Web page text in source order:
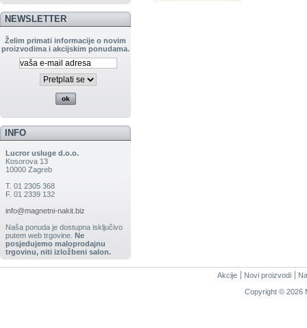
NEWSLETTER
Želim primati informacije o novim
proizvodima i akcijskim ponudama.
INFO
Lucror usluge d.o.o.
Kosorova 13
10000 Zagreb
T. 01 2305 368
F. 01 2339 132
info@magnetni-nakit.biz
Naša ponuda je dostupna isključivo
putem web trgovine. Ne
posjedujemo maloprodajnu
trgovinu, niti izložbeni salon.
Akcije Novi proizvodi
Copyright © 2026